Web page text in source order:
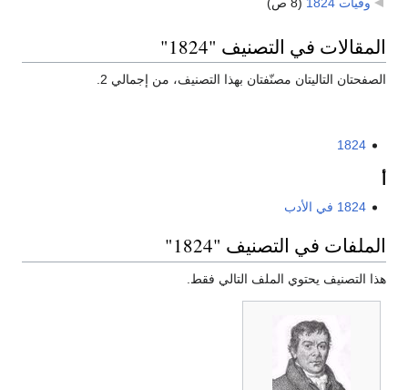
المقالات في التصنيف "1824"
الصفحتان التاليتان مصنّفتان بهذا التصنيف، من إجمالي 2.
1824
1824 في الأدب
الملفات في التصنيف "1824"
هذا التصنيف يحتوي الملف التالي فقط.